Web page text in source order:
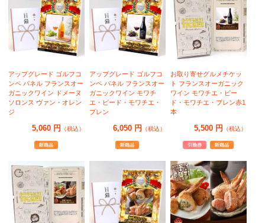
アップグレード ゴルフコ
ンペ パネル フランスオー
ガニックワイン ドメーヌ
ソロンス ヴァン・オレン
ジ
5,060 円 （税込）
アップグレード ゴルフコ
ンペ パネル フランスオー
ガニックワイン モワチ
エ・ビード・モワチエ・
プレン
6,050 円 （税込）
お取り寄せグルメチケッ
ト フランスオーガニック
ワイン モワチエ・ビー
ド・モワチエ・プレン赤1
本
5,500 円 （税込）